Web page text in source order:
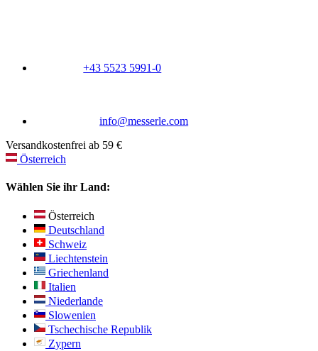
+43 5523 5991-0
info@messerle.com
Versandkostenfrei ab 59 €
Österreich
Wählen Sie ihr Land:
Österreich
Deutschland
Schweiz
Liechtenstein
Griechenland
Italien
Niederlande
Slowenien
Tschechische Republik
Zypern